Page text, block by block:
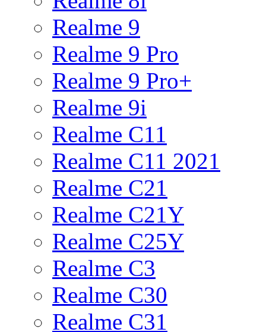
Realme 9
Realme 9 Pro
Realme 9 Pro+
Realme 9i
Realme C11
Realme C11 2021
Realme C21
Realme C21Y
Realme C25Y
Realme C3
Realme C30
Realme C31